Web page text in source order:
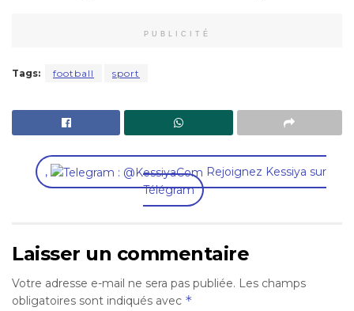
PUBLICITÉ
Tags: football sport
,
Rejoignez Kessiya sur
Télégram
Laisser un commentaire
Votre adresse e-mail ne sera pas publiée. Les champs
obligatoires sont indiqués avec *